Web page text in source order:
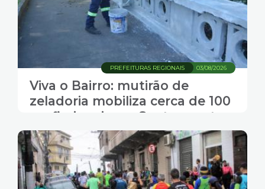
03/08/2026
PREFEITURAS REGIONAIS
Viva o Bairro: mutirão de
zeladoria mobiliza cerca de 100
profissionais em Santos nesta
terça